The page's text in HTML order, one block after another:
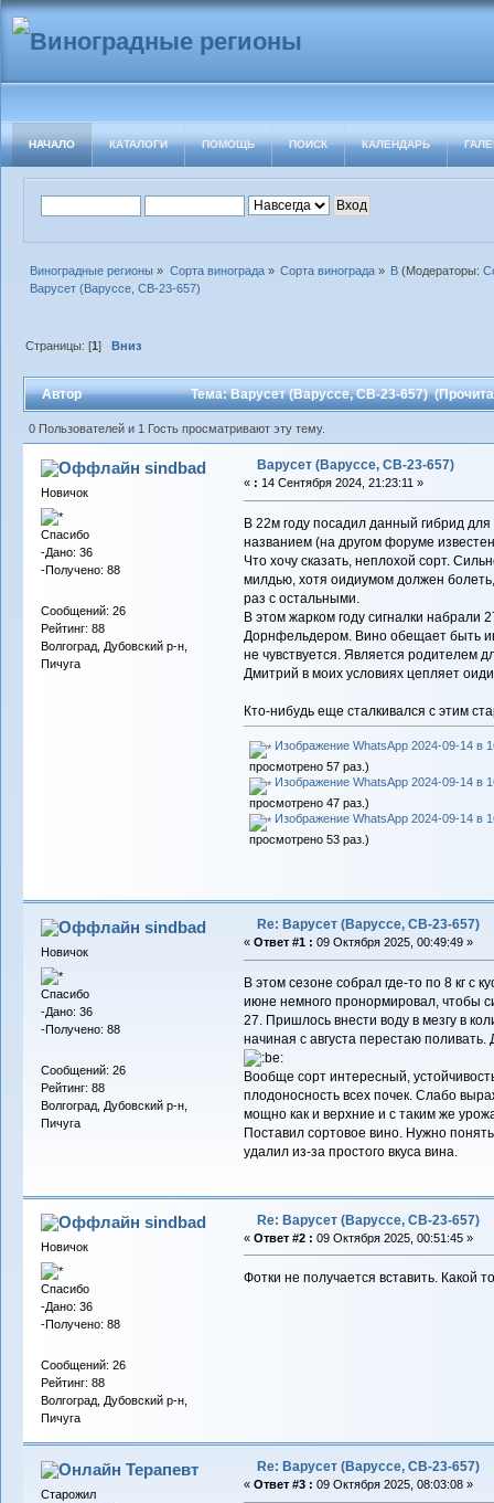
НАЧАЛО КАТАЛОГИ ПОМОЩЬ ПОИСК КАЛЕНДАРЬ
Виноградные регионы » Сорта винограда» Сорта винограда» В (Модераторы:
Варусет (Варуссе, СВ-23-657)
Страницы: [1] Вниз
Автор Тема: Варусет (Варуссе, СВ-23-657)
0 Пользователей и 1 Гость просматривают эту тему.
sindbad
Новичок
Спасибо
-Дано: 36
-Получено: 88
Сообщений: 26
Рейтинг: 88
Волгоград, Дубовский р-н,
Пичуга
Варусет (Варуссе, СВ-23-657)
« : 14 Сентября 2024, 21:23:11 »
В 22м году посадил данный гибрид
названием (на другом форуме
Что хочу сказать, неплохой сорт.
милдью, хотя оидиумом должен
раз с остальными.
В этом жарком году сигналки
Дорнфельдером. Вино обещает быть
не чувствуется. Является родителем
Дмитрий в моих условиях цепляет
Кто-нибудь еще сталкивался с этим
Изображение WhatsApp 2024-09-14 в
просмотрено 57 раз.)
Изображение WhatsApp 2024-09-14 в
просмотрено 47 раз.)
Изображение WhatsApp 2024-09-14 в
просмотрено 53 раз.)
sindbad
Новичок
Спасибо
-Дано: 36
-Получено: 88
Сообщений: 26
Рейтинг: 88
Волгоград, Дубовский р-н,
Пичуга
Re: Варусет (Варуссе, СВ-23-657)
« Ответ #1 : 09 Октября 2025, 00:49:49 »
В этом сезоне собрал где-то по 8 кг с
июне немного пронормировал, чтобы
27. Пришлось внести воду в мезгу в
начиная с августа перестаю
Вообще сорт интересный,
плодоносность всех почек. Слабо
мощно как и верхние и с таким же
Поставил сортовое вино. Нужно
удалил из-за простого вкуса вина.
sindbad
Новичок
Спасибо
-Дано: 36
-Получено: 88
Сообщений: 26
Рейтинг: 88
Волгоград, Дубовский р-н,
Пичуга
Re: Варусет (Варуссе, СВ-23-657)
« Ответ #2 : 09 Октября 2025, 00:51:45 »
Фотки не получается вставить. Какой
Терапевт
Старожил
Re: Варусет (Варуссе, СВ-23-657)
« Ответ #3 : 09 Октября 2025, 08:03:08 »